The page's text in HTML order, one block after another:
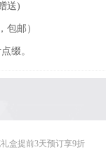
送)
包邮）
缀。
盒提前3天预订享9折